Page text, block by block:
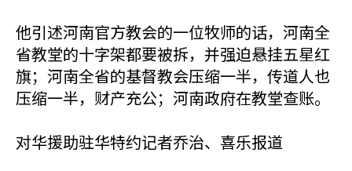
他引述河南官方教会的一位牧师的话，河南全
省教堂的十字架都要被拆，并强迫悬挂五星红
旗；河南全省的基督教会压缩一半，传道人也
压缩一半，财产充公；河南政府在教堂查账。
对华援助驻华特约记者乔治、喜乐报道